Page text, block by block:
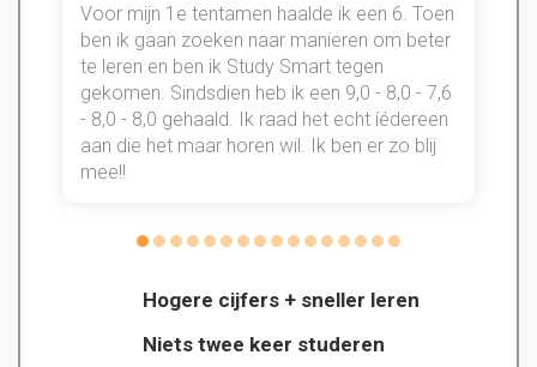
Hogere cijfers + sneller leren
Niets twee keer studeren
Voor mijn 1e tentamen haalde ik een 6. Toen
ben ik gaan zoeken naar manieren om beter
te leren en ben ik Study Smart tegen
gekomen. Sindsdien heb ik een 9,0 - 8,0 - 7,6
- 8,0 - 8,0 gehaald. Ik raad het echt íédereen
aan die het maar horen wil. Ik ben er zo blij
mee!!